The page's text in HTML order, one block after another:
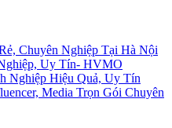
Chuyên Nghiệp Tại Hà Nội
Uy Tín- HVMO
Nghiệp Hiệu Quả, Uy Tín
Media Trọn Gói Chuyên